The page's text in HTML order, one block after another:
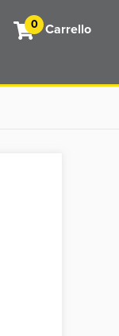
Carrello
0